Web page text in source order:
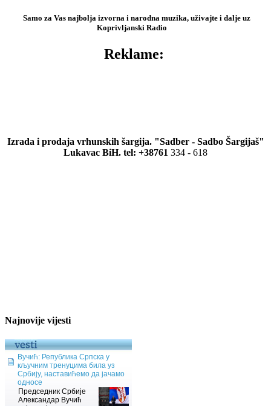
Samo za Vas najbolja izvorna i narodna muzika, uživajte i dalje uz
Koprivljanski Radio
Reklame:
Izrada i prodaja vrhunskih šargija. "Sadber - Sadbo Šargijaš"
Lukavac BiH. tel: +38761 334 - 618
Najnovije vijesti